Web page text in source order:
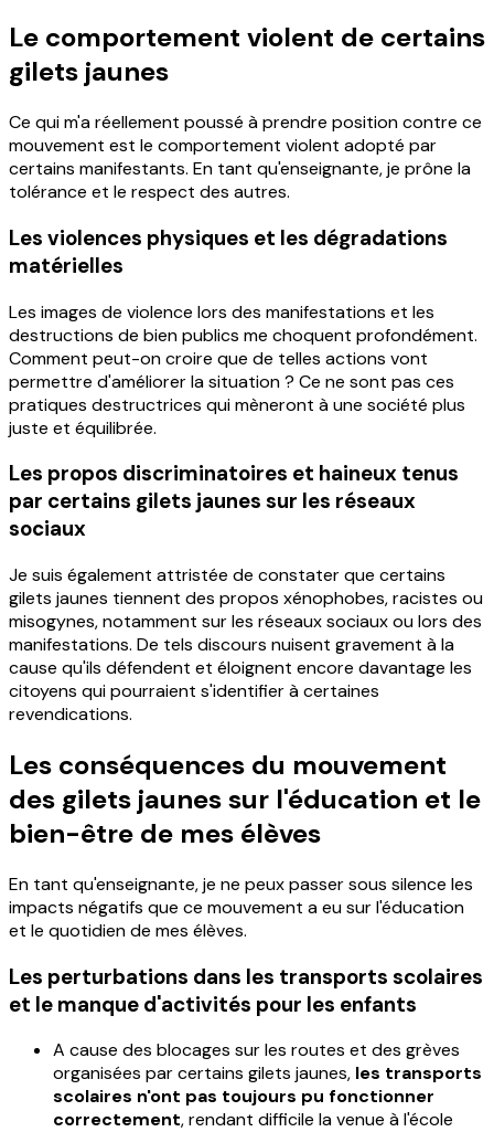
Le comportement violent de certains
gilets jaunes
Ce qui m'a réellement poussé à prendre position contre ce
mouvement est le comportement violent adopté par
certains manifestants. En tant qu'enseignante, je prône la
tolérance et le respect des autres.
Les violences physiques et les dégradations
matérielles
Les images de violence lors des manifestations et les
destructions de bien publics me choquent profondément.
Comment peut-on croire que de telles actions vont
permettre d'améliorer la situation ? Ce ne sont pas ces
pratiques destructrices qui mèneront à une société plus
juste et équilibrée.
Les propos discriminatoires et haineux tenus
par certains gilets jaunes sur les réseaux
sociaux
Je suis également attristée de constater que certains
gilets jaunes tiennent des propos xénophobes, racistes ou
misogynes, notamment sur les réseaux sociaux ou lors des
manifestations. De tels discours nuisent gravement à la
cause qu'ils défendent et éloignent encore davantage les
citoyens qui pourraient s'identifier à certaines
revendications.
Les conséquences du mouvement
des gilets jaunes sur l'éducation et le
bien-être de mes élèves
En tant qu'enseignante, je ne peux passer sous silence les
impacts négatifs que ce mouvement a eu sur l'éducation
et le quotidien de mes élèves.
Les perturbations dans les transports scolaires
et le manque d'activités pour les enfants
A cause des blocages sur les routes et des grèves
organisées par certains gilets jaunes, les transports
scolaires n'ont pas toujours pu fonctionner
correctement, rendant difficile la venue à l'école